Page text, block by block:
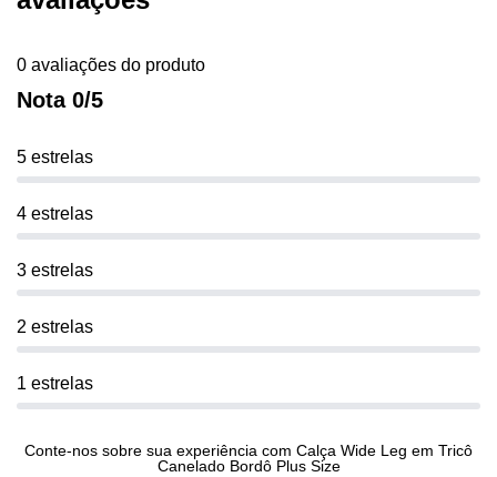
0 avaliações do produto
Nota 0/5
5 estrelas
4 estrelas
3 estrelas
2 estrelas
1 estrelas
Conte-nos sobre sua experiência com Calça Wide Leg em Tricô
Canelado Bordô Plus Size